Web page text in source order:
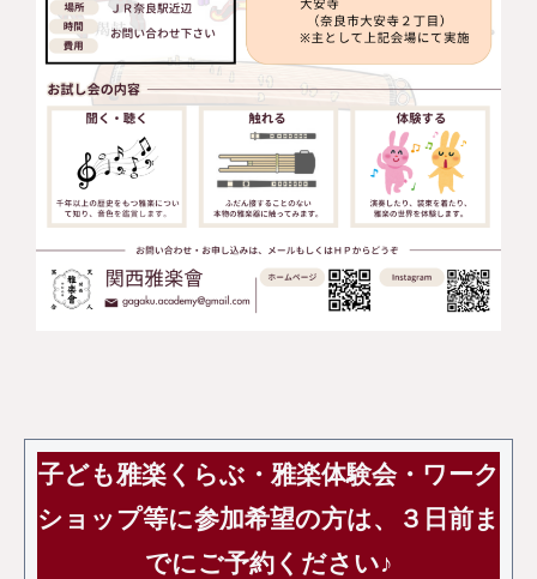
子ども雅楽くらぶ・雅楽体験会・ワーク
ショップ等に参加希望の方は、３日前ま
でにご予約ください♪